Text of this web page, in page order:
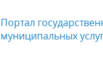
Портал
муниципальных